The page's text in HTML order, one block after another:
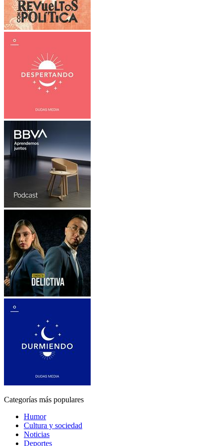
Categorías más populares
Humor
Cultura y sociedad
Noticias
Deportes